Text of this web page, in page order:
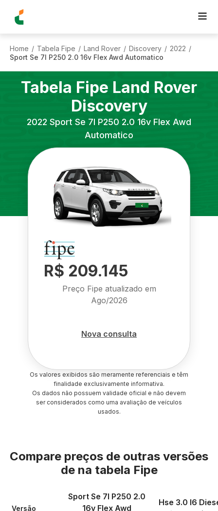
Home / Tabela Fipe / Land Rover / Discovery / 2022 /
Sport Se 7l P250 2.0 16v Flex Awd Automatico
Tabela Fipe Land Rover
Discovery
2022 Sport Se 7l P250 2.0 16v Flex Awd
Automatico
R$ 209.145
Preço Fipe atualizado em
Ago/2026
Nova consulta
Os valores exibidos são meramente referenciais e têm
finalidade exclusivamente informativa.
Os dados não possuem validade oficial e não devem
ser considerados como uma avaliação de veículos
usados.
Compare preços de outras versões
de na tabela Fipe
Versão
Sport Se 7l P250 2.0
16v Flex Awd
Hse 3.0 I6